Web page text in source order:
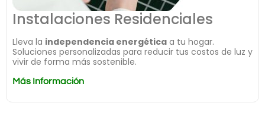
Instalaciones Residenciales
Lleva la independencia energética a tu hogar.
Soluciones personalizadas para reducir tus costos de luz y
vivir de forma más sostenible.
Más Información
Mas Información